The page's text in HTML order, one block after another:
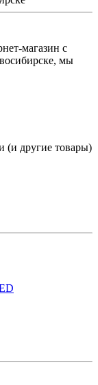
магазин с
мы
(и другие товары)